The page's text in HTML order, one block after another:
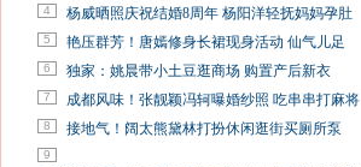
4 杨威晒照庆祝结婚8周年 杨阳洋轻抚妈妈孕肚
5 艳压群芳！唐嫣修身长裙现身活动 仙气儿足
6 独家：姚晨带小土豆逛商场 购置产后新衣
7 成都风味！张靓颖冯轲曝婚纱照 吃串串打麻将
8 接地气！阔太熊黛林打扮休闲逛街买厕所泵
9